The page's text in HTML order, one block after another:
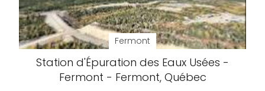
Fermont
Station d'Épuration des Eaux Usées -
Fermont - Fermont, Québec